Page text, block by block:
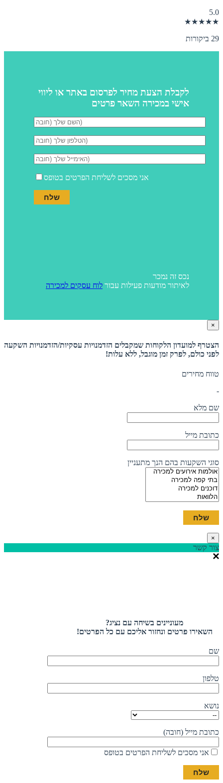
5.0
★★★★★
29 ביקורות
לקבלת הצעת מחיר לפרסום באתר או ליווי
אישי במכירה השאר פרטים
אני מסכים לשליחת הפרטים בטופס
נכס זה נמכר
לאיתור מודעות פעילות עבור לוח עסקים למכירה
×
הצטרף למועדון הלקוחות שמקבלים הזדמנויות עסקיות/הזדמנויות השקעה
לפני כולם, לפרק זמן מוגבל, ללא עלות!
טווח מחירים
-
שם מלא
כתובת מייל
סוגי השקעות בהם הנך מתעניין
×
צור קשר
מעוניינים בשיחה עם נציג?
השאירו פרטים ונחזור אליכם עם כל הפרטים!
שם
טלפון
נושא
כתובת מייל (חובה)
אני מסכים לשליחת הפרטים בטופס